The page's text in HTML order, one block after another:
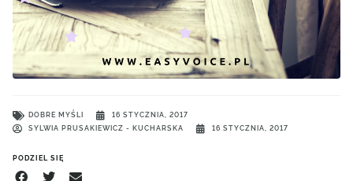
DOBRE MYŚLI
16 STYCZNIA, 2017
SYLWIA PRUSAKIEWICZ - KUCHARSKA
16 STYCZNIA, 2017
PODZIEL SIĘ